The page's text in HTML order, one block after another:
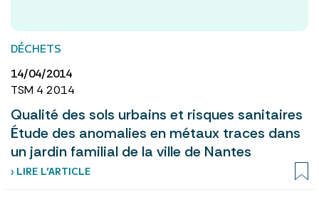
DÉCHETS
14/04/2014
TSM 4 2014
Qualité des sols urbains et risques sanitaires
Étude des anomalies en métaux traces dans
un jardin familial de la ville de Nantes
› LIRE L’ARTICLE